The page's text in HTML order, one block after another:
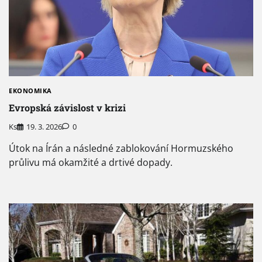
EKONOMIKA
Evropská závislost v krizi
Ks 19. 3. 2026 0
Útok na Írán a následné zablokování Hormuzského
průlivu má okamžité a drtivé dopady.